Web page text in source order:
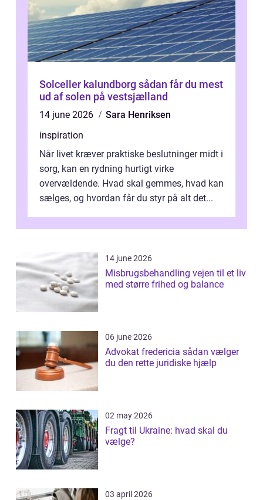
Solceller kalundborg sådan får du mest
ud af solen på vestsjælland
14 june 2026
Sara Henriksen
inspiration
Når livet kræver praktiske beslutninger midt i
sorg, kan en rydning hurtigt virke
overvældende. Hvad skal gemmes, hvad kan
sælges, og hvordan får du styr på alt det...
14 june 2026
Misbrugsbehandling vejen til et liv
med større frihed og balance
06 june 2026
Advokat fredericia sådan vælger
du den rette juridiske hjælp
02 may 2026
Fragt til Ukraine: hvad skal du
vælge?
03 april 2026